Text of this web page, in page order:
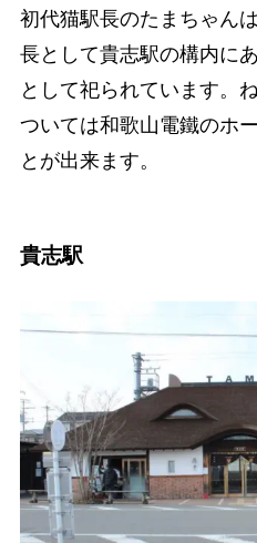
初代猫駅長のたまちゃん
長として貴志駅の構内に
として祀られています。
ついては和歌山電鐵のホ
とが出来ます。
貴志駅